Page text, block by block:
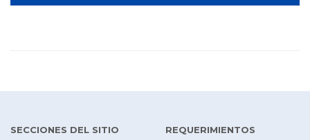
SECCIONES DEL SITIO REQUERIMIENTOS